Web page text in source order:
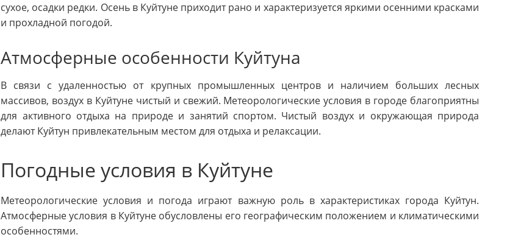
сухое, осадки редки. Осень в Куйтуне приходит рано и характеризуется яркими осенними красками
и прохладной погодой.
Атмосферные особенности Куйтуна
В связи с удаленностью от крупных промышленных центров и наличием больших лесных
массивов, воздух в Куйтуне чистый и свежий. Метеорологические условия в городе благоприятны
для активного отдыха на природе и занятий спортом. Чистый воздух и окружающая природа
делают Куйтун привлекательным местом для отдыха и релаксации.
Погодные условия в Куйтуне
Метеорологические условия и погода играют важную роль в характеристиках города Куйтун.
Атмосферные условия в Куйтуне обусловлены его географическим положением и климатическими
особенностями.